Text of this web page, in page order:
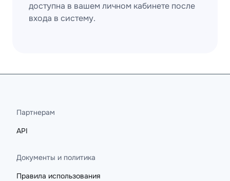
доступна в вашем личном кабинете после
входа в систему.
Партнерам
API
Документы и политика
Правила использования